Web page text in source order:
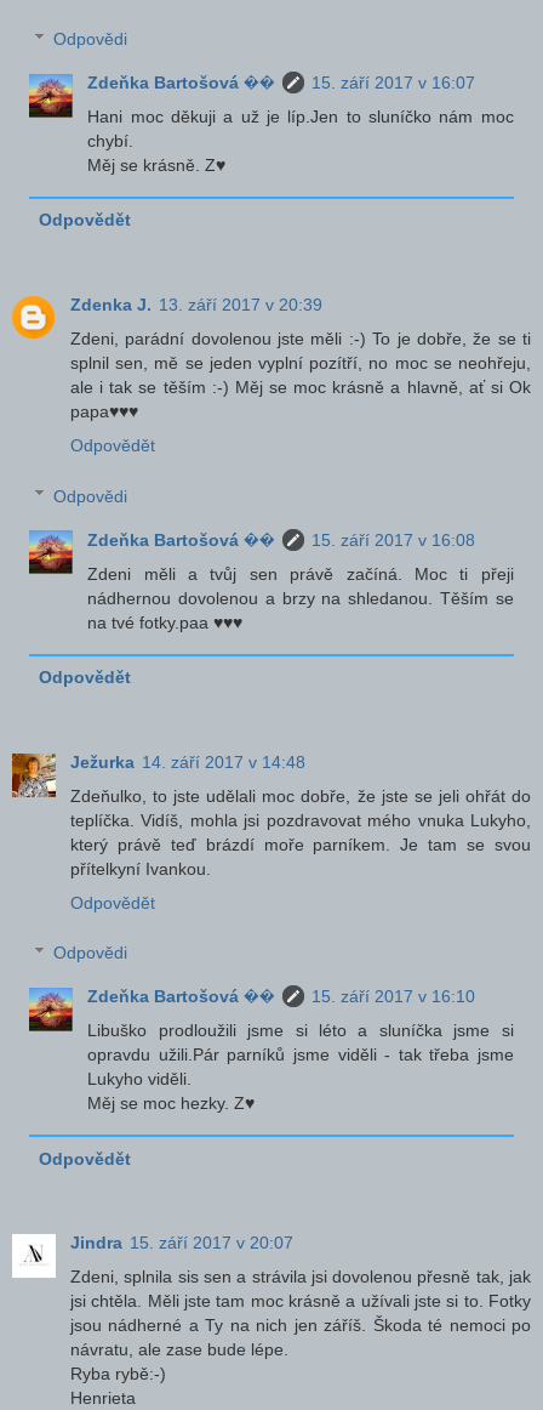
Odpovědi
Zdeňka Bartošová ��
15. září 2017 v 16:07
Hani moc děkuji a už je líp.Jen to sluníčko nám moc
chybí.
Měj se krásně. Z♥
Odpovědět
Zdenka J. 13. září 2017 v 20:39
Zdeni, parádní dovolenou jste měli :-) To je dobře, že se ti
splnil sen, mě se jeden vyplní pozítří, no moc se neohřeju,
ale i tak se těším :-) Měj se moc krásně a hlavně, ať si Ok
papa♥♥♥
Odpovědět
Odpovědi
Zdeňka Bartošová ��
15. září 2017 v 16:08
Zdeni měli a tvůj sen právě začíná. Moc ti přeji
nádhernou dovolenou a brzy na shledanou. Těším se
na tvé fotky.paa ♥♥♥
Odpovědět
Ježurka 14. září 2017 v 14:48
Zdeňulko, to jste udělali moc dobře, že jste se jeli ohřát do
teplíčka. Vidíš, mohla jsi pozdravovat mého vnuka Lukyho,
který právě teď brázdí moře parníkem. Je tam se svou
přítelkyní Ivankou.
Odpovědět
Odpovědi
Zdeňka Bartošová ��
15. září 2017 v 16:10
Libuško prodloužili jsme si léto a sluníčka jsme si
opravdu užili.Pár parníků jsme viděli - tak třeba jsme
Lukyho viděli.
Měj se moc hezky. Z♥
Odpovědět
Jindra 15. září 2017 v 20:07
Zdeni, splnila sis sen a strávila jsi dovolenou přesně tak, jak
jsi chtěla. Měli jste tam moc krásně a užívali jste si to. Fotky
jsou nádherné a Ty na nich jen záříš. Škoda té nemoci po
návratu, ale zase bude lépe.
Ryba rybě:-)
Henrieta